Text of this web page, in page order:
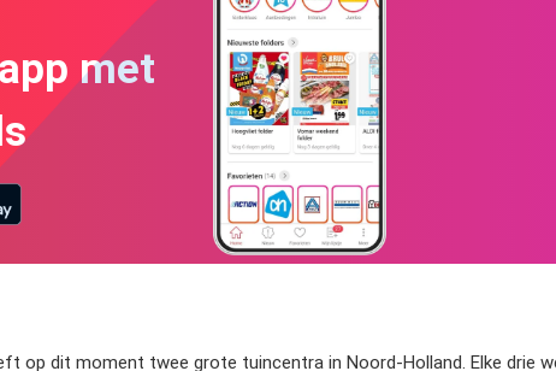
met
op dit moment twee grote tuincentra in Noord-Holland. Elke drie